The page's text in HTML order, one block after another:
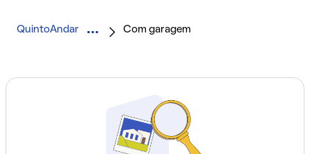
QuintoAndar Com garagem